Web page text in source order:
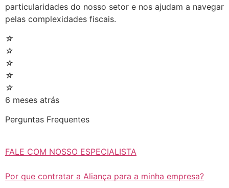
particularidades do nosso setor e nos ajudam a navegar
pelas complexidades fiscais.
☆
☆
☆
☆
☆
6 meses atrás
Perguntas Frequentes
FALE COM NOSSO ESPECIALISTA
Por que contratar a Aliança para a minha empresa?